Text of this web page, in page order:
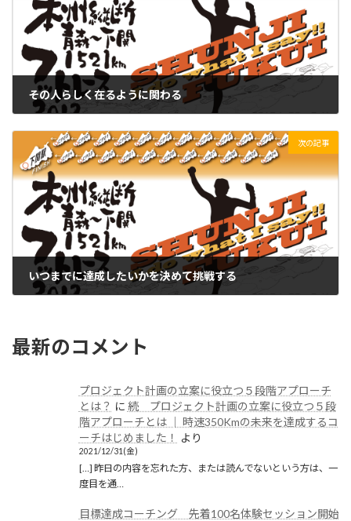
その人らしく在るように関わる
次の記事
いつまでに達成したいかを決めて挑戦する
最新のコメント
プロジェクト計画の立案に役立つ５段階アプローチ
とは？ に 続 プロジェクト計画の立案に役立つ５段
階アプローチとは │ 時速350Kmの未来を達成するコ
ーチはじめました！
より
2021/12/31(金)
[…] 昨日の内容を忘れた方、または読んでないという方は、一
度目を通…
目標達成コーチング 先着100名体験セッション開始